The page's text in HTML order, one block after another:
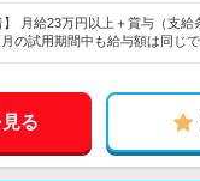
】 月給23万円以上＋賞与（支
の試用期間中も給与額は同じ
る